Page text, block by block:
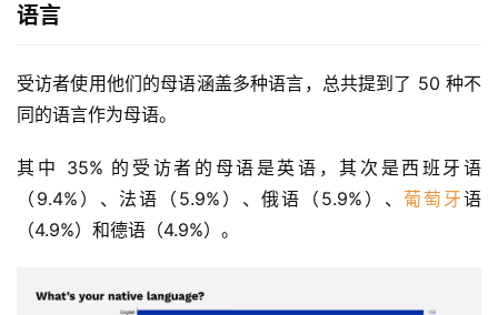
语言
受访者使用他们的母语涵盖多种语言，总共提到了 50 种不
同的语言作为母语。
其中 35% 的受访者的母语是英语，其次是西班牙语
（9.4%）、法语（5.9%）、俄语（5.9%）、葡萄牙语
（4.9%）和德语（4.9%）。